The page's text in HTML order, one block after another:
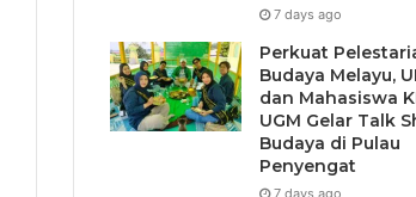
7 days ago
Perkuat
Budaya Melayu,
dan Mahasiswa
UGM Gelar Talk
Budaya di Pulau
Penyengat
7 days ago